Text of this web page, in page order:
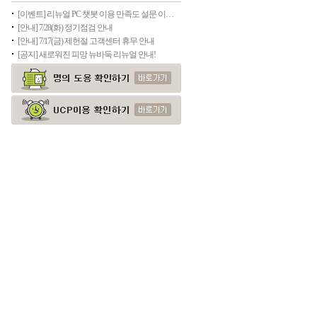
[이벤트] 리뉴얼 PC 챗봇 이용 만족도 설문 이벤트
[안내] 7/28(화) 정기점검 안내
[안내] 7/17(금) 제헌절 고객센터 휴무 안내
[공지] 새로워진 피망 뉴바둑 리뉴얼 안내!